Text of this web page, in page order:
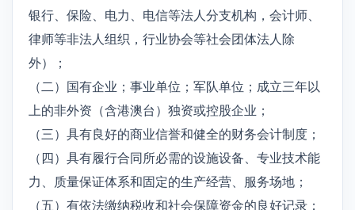
银行、保险、电力、电信等法人分支机构，会计师、
律师等非法人组织，行业协会等社会团体法人除
外）；
（二）国有企业；事业单位；军队单位；成立三年以
上的非外资（含港澳台）独资或控股企业；
（三）具有良好的商业信誉和健全的财务会计制度；
（四）具有履行合同所必需的设施设备、专业技术能
力、质量保证体系和固定的生产经营、服务场地；
（五）有依法缴纳税收和社会保障资金的良好记录；